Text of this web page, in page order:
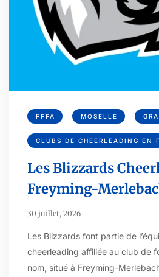
FFFA MOSELLE
CLUBS DE CHEERLEADING EN
Les Blizzards
Freyming-
30 juillet, 2026
Les Blizzards font partie de
cheerleading affiliée au club de
nom, situé à Freyming-